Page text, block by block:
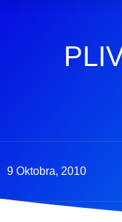
9 Oktobra, 2010